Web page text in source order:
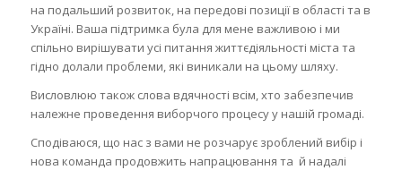
на подальший розвиток, на передові позиції в області та в
Україні. Ваша підтримка була для мене важливою і ми
спільно вирішувати усі питання життєдіяльності міста та
гідно долали проблеми, які виникали на цьому шляху.
Висловлюю також слова вдячності всім, хто забезпечив
належне проведення виборчого процесу у нашій громаді.
Сподіваюся, що нас з вами не розчарує зроблений вибір і
нова команда продовжить напрацювання та й надалі